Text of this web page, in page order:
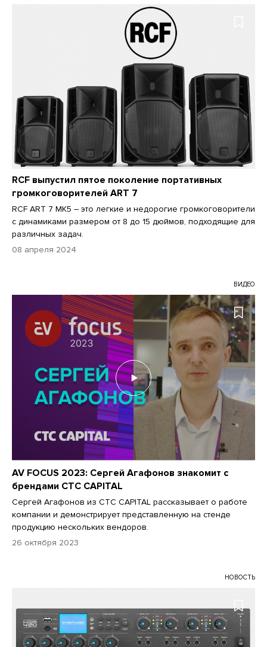
RCF выпустил пятое поколение портативных
громкоговорителей ART 7
RCF ART 7 MK5 – это легкие и недорогие громкоговорители
с динамиками размером от 8 до 15 дюймов, подходящие для
различных задач.
08 апреля 2024
ВИДЕО
AV FOCUS 2023: Сергей Агафонов знакомит с
брендами CTC CAPITAL
Сергей Агафонов из CTC CAPITAL рассказывает о работе
компании и демонстрирует представленную на стенде
продукцию нескольких вендоров.
26 октября 2023
НОВОСТЬ